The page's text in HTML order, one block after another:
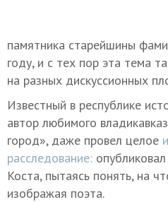
памятника старейшины
году, и с тех пор эта тема
на разных дискуссионных
Известный в республике
автор любимого
город», даже провел целое
расследование:
Коста, пытаясь понять, на
изображая поэта.